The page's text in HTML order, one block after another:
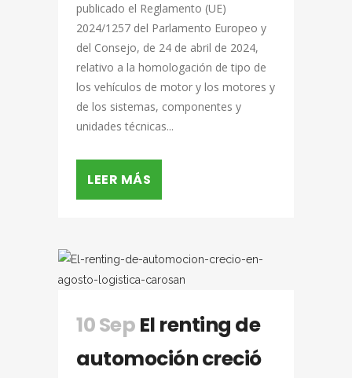
publicado el Reglamento (UE)
2024/1257 del Parlamento Europeo y
del Consejo, de 24 de abril de 2024,
relativo a la homologación de tipo de
los vehículos de motor y los motores y
de los sistemas, componentes y
unidades técnicas...
LEER MÁS
10 Sep El renting de
automoción creció